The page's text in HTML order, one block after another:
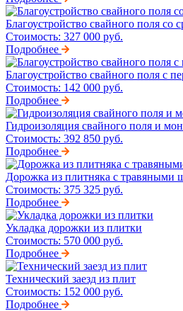
Благоустройство свайного поля со
Стоимость: 327 000 руб.
Подробнее
Благоустройство свайного поля с
Стоимость: 142 000 руб.
Подробнее
Гидроизоляция свайного поля и
Стоимость: 392 850 руб.
Подробнее
Дорожка из плитняка с травяными
Стоимость: 375 325 руб.
Подробнее
Укладка дорожки из плитки
Стоимость: 570 000 руб.
Подробнее
Технический заезд из плит
Стоимость: 152 000 руб.
Подробнее